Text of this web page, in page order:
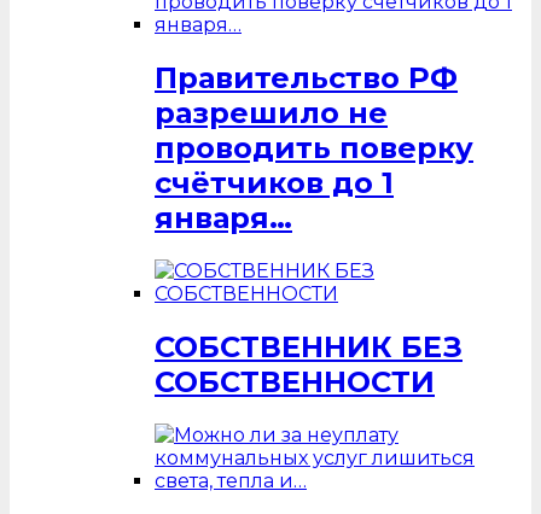
Правительство РФ
разрешило не
проводить поверку
счётчиков до 1
января…
СОБСТВЕННИК БЕЗ
СОБСТВЕННОСТИ